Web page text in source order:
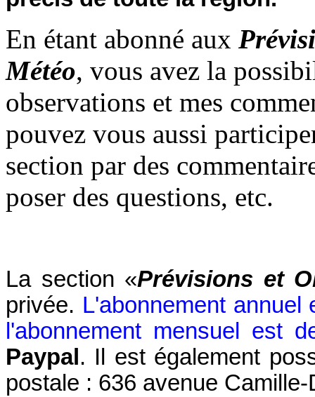
En étant abonné aux
Météo, vous avez la
observations et mes
pouvez vous aussi
section par des
poser des questions, etc.
La section «Prévisions et
privée. L'abonnement
l'abonnement mensuel est
Paypal . Il est également
postale : 636 avenue